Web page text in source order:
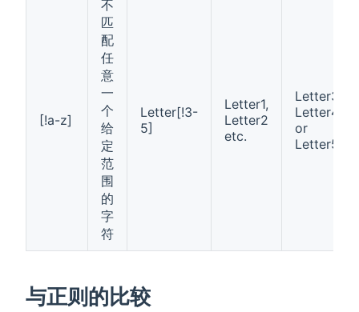
[!a-z]
不
匹
配
任
意
一
个
给
定
范
围
的
字
符
Letter[!3-
5]
Letter1,
Letter2
etc.
Letter3,
Letter4
or
Letter5
与正则的比较